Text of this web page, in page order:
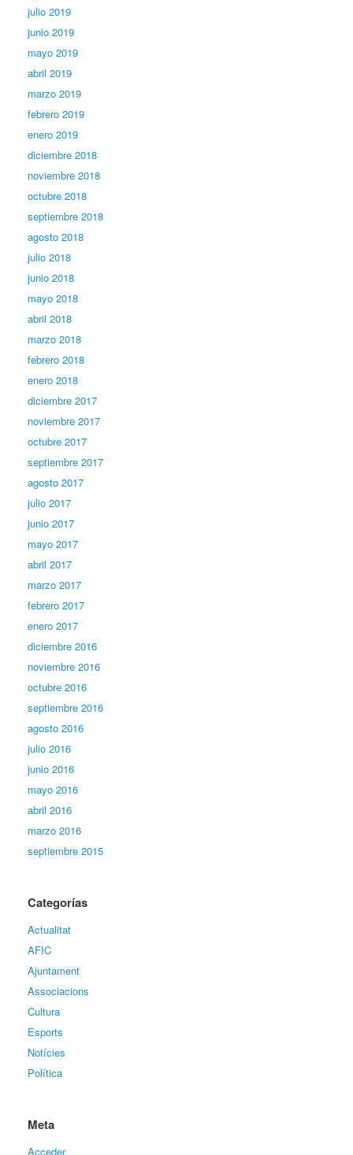
julio 2019
junio 2019
mayo 2019
abril 2019
marzo 2019
febrero 2019
enero 2019
diciembre 2018
noviembre 2018
octubre 2018
septiembre 2018
agosto 2018
julio 2018
junio 2018
mayo 2018
abril 2018
marzo 2018
febrero 2018
enero 2018
diciembre 2017
noviembre 2017
octubre 2017
septiembre 2017
agosto 2017
julio 2017
junio 2017
mayo 2017
abril 2017
marzo 2017
febrero 2017
enero 2017
diciembre 2016
noviembre 2016
octubre 2016
septiembre 2016
agosto 2016
julio 2016
junio 2016
mayo 2016
abril 2016
marzo 2016
septiembre 2015
Categorías
Actualitat
AFIC
Ajuntament
Associacions
Cultura
Esports
Notícies
Política
Meta
Acceder